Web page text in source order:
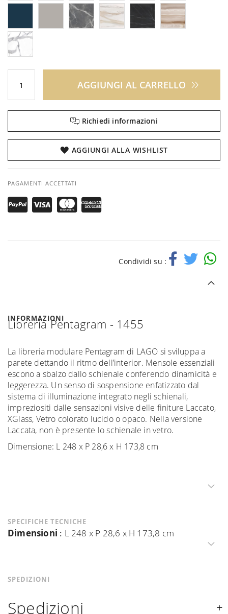
AGGIUNGI AL CARRELLO
Richiedi informazioni
AGGIUNGI ALLA WISHLIST
PAGAMENTI ACCETTATI
Condividi su :
INFORMAZIONI
Libreria Pentagram - 1455
La libreria modulare Pentagram di LAGO si sviluppa a
parete dettando il ritmo dell’interior. Mensole essenziali
escono a sbalzo dallo schienale conferendo dinamicità e
leggerezza. Un senso di sospensione enfatizzato dal
sistema di illuminazione integrato negli schienali,
impreziositi dalle sensazioni visive delle finiture Laccato,
XGlass, Vetro colorato lucido o opaco. Nella versione
Laccata, non è presente lo schienale in vetro.
Dimensione: L 248 x P 28,6 x H 173,8 cm
SPECIFICHE TECNICHE
Dimensioni : L 248 x P 28,6 x H 173,8 cm
SPEDIZIONI
Spedizioni